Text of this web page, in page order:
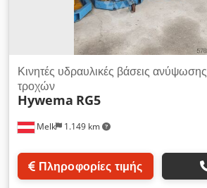
Melk 1.149 km
Κινητές υδραυλικές βάσεις ανύψωσης
τροχών
Hywema RG5
Πληροφορίες τιμής